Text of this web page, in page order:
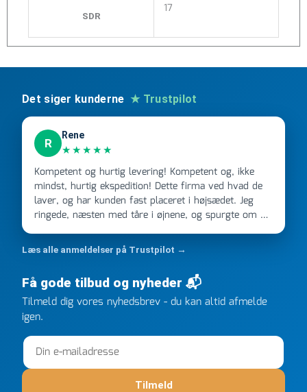
SDR 17
Det siger kunderne ★ Trustpilot
R
Rene
★★★★★
Kompetent og hurtig levering! Kompetent og, ikke
mindst, hurtig ekspedition! Dette firma ved hvad de
laver, og har kunden fast placeret i højsædet. Jeg
ringede, næsten med tåre i øjnene, og spurgte om de
kunne overholde en 2 måneder gammel aftale. Jeg
ringede onsdag kl 16, og min store ordre kom dagen
efter kl 6.45! Kan slet ikke få armene ned, og næste
gang jeg skal bruge noget, vil jeg ringe til dem
FØRST. De varmeste og venligste hilsner fra Rene
Læs alle anmeldelser på Trustpilot →
Få gode tilbud og nyheder 📬
Tilmeld dig vores nyhedsbrev - du kan altid afmelde
igen.
Tilmeld